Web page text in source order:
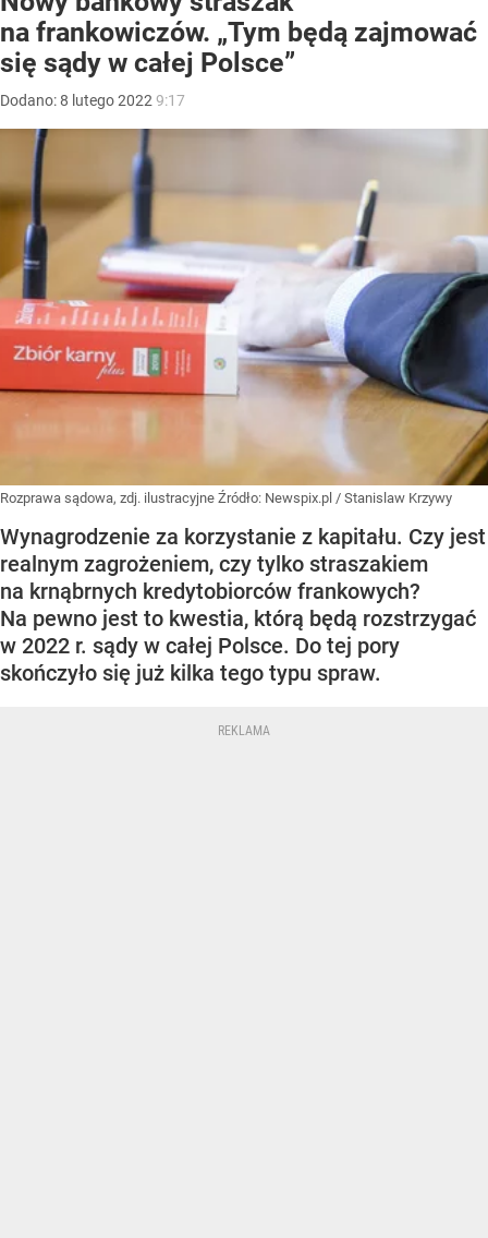
na frankowiczów. „Tym będą zajmować
się sądy w całej Polsce”
Dodano:8 lutego2022 9:17
Rozprawa sądowa, zdj. ilustracyjne Źródło: Newspix.pl / Stanislaw Krzywy
Wynagrodzenie za korzystanie z kapitału. Czy jest
realnym zagrożeniem, czy tylko straszakiem
na krnąbrnych kredytobiorców frankowych?
Na pewno jest to kwestia, którą będą rozstrzygać
w 2022 r. sądy w całej Polsce. Do tej pory
skończyło się już kilka tego typu spraw.